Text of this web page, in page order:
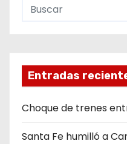
Entradas
Choque de trenes
Santa Fe humilló a